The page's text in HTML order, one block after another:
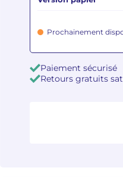
Prochainement
Paiement sécurisé
Retours gratuits